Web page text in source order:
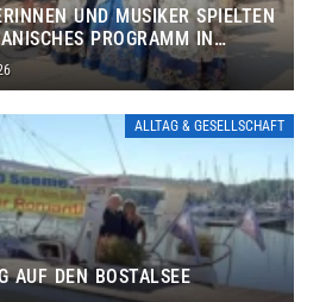
UND MUSIKER SPIELTEN
PROGRAMM IN
ALLTAG & GESELLSCHAFT
AUF DEN BOSTALSEE